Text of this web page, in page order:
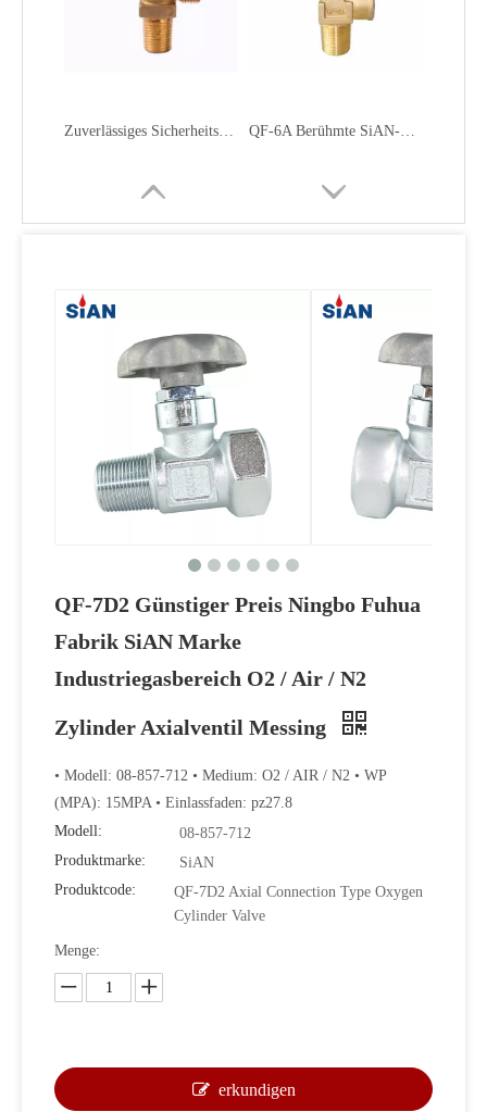
Zuverlässiges Sicherheitsentlastungs-LPG-Ventil mit Handrad QF-6A Berühmte SiAN-Marke Fuhua Factory Industrial Gas Range O2 / Air / N2-Zylinder-Flapper-Typ Messing-Gasventil
QF-2C Zuverlässige FUHUA-Fabrik SiAN-Markensicherer Industriegasbereich N2 / O2 / Luftzylinder-Klappenventil Messing Sauerstoffventil O2 Luft N2 Ventil
Hochwertiges und praktisches wellengekoppeltes O2 Air N2 Flaschenventil
QF-7D2 Günstiger Preis Ningbo Fuhua
Fabrik SiAN Marke
Industriegasbereich O2 / Air / N2
Zylinder Axialventil Messing
• Modell: 08-857-712 • Medium: O2 / AIR / N2 • WP
(MPA): 15MPA • Einlassfaden: pz27.8
Modell:
08-857-712
Produktmarke:
SiAN
Produktcode:
QF-7D2 Axial Connection Type Oxygen
Cylinder Valve
Menge:
erkundigen